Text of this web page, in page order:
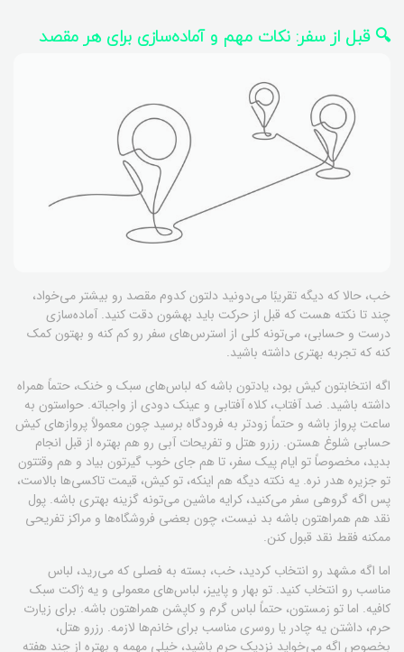
🔍 قبل از سفر: نکات مهم و آماده‌سازی برای هر مقصد
خب، حالا که دیگه تقریبًا می‌دونید دلتون کدوم مقصد رو بیشتر می‌خواد،
چند تا نکته هست که قبل از حرکت باید بهشون دقت کنید. آماده‌سازی
درست و حسابی، می‌تونه کلی از استرس‌های سفر رو کم کنه و بهتون کمک
کنه که تجربه بهتری داشته باشید.
اگه انتخابتون کیش بود، یادتون باشه که لباس‌های سبک و خنک، حتماً همراه
داشته باشید. ضد آفتاب، کلاه آفتابی و عینک دودی از واجباته. حواستون به
ساعت پرواز باشه و حتماً زودتر به فرودگاه برسید چون معمولاً پروازهای کیش
حسابی شلوغ هستن. رزرو هتل و تفریحات آبی رو هم بهتره از قبل انجام
بدید، مخصوصاً تو ایام پیک سفر، تا هم جای خوب گیرتون بیاد و هم وقتتون
تو جزیره هدر نره. یه نکته دیگه هم اینکه، تو کیش، قیمت تاکسی‌ها بالاست،
پس اگه گروهی سفر می‌کنید، کرایه ماشین می‌تونه گزینه بهتری باشه. پول
نقد هم همراهتون باشه بد نیست، چون بعضی فروشگاه‌ها و مراکز تفریحی
ممکنه فقط نقد قبول کنن.
اما اگه مشهد رو انتخاب کردید، خب، بسته به فصلی که می‌رید، لباس
مناسب رو انتخاب کنید. تو بهار و پاییز، لباس‌های معمولی و یه ژاکت سبک
کافیه. اما تو زمستون، حتماً لباس گرم و کاپشن همراهتون باشه. برای زیارت
حرم، داشتن یه چادر یا روسری مناسب برای خانم‌ها لازمه. رزرو هتل،
بخصوص اگه می‌خواید نزدیک حرم باشید، خیلی مهمه و بهتره از چند هفته